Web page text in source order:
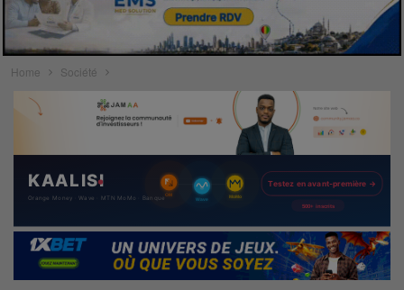
Home Société